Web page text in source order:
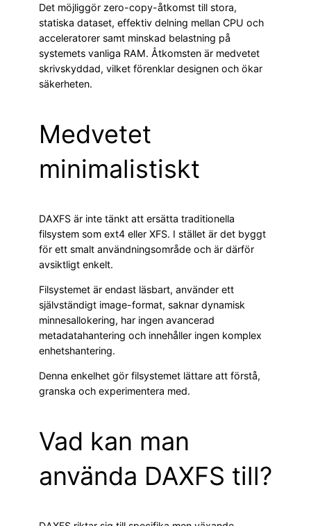
Det möjliggör zero-copy-åtkomst till stora,
statiska dataset, effektiv delning mellan CPU och
acceleratorer samt minskad belastning på
systemets vanliga RAM. Åtkomsten är medvetet
skrivskyddad, vilket förenklar designen och ökar
säkerheten.
Medvetet
minimalistiskt
DAXFS är inte tänkt att ersätta traditionella
filsystem som ext4 eller XFS. I stället är det byggt
för ett smalt användningsområde och är därför
avsiktligt enkelt.
Filsystemet är endast läsbart, använder ett
självständigt image-format, saknar dynamisk
minnesallokering, har ingen avancerad
metadatahantering och innehåller ingen komplex
enhetshantering.
Denna enkelhet gör filsystemet lättare att förstå,
granska och experimentera med.
Vad kan man
använda DAXFS till?